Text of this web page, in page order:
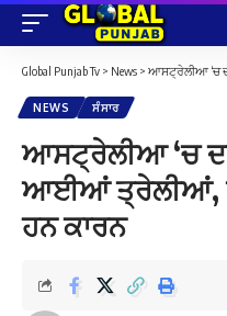
Global Punjab Tv > News > ਆਸਟ੍ਰੇਲੀਆ ‘ਚ
NEWS ਸੰਸਾਰ
ਆਸਟ੍ਰੇਲੀਆ ‘ਚ
ਆਈਆਂ ਤ੍ਰੇਲੀਆਂ,
ਹਨ ਕਾਰਨ